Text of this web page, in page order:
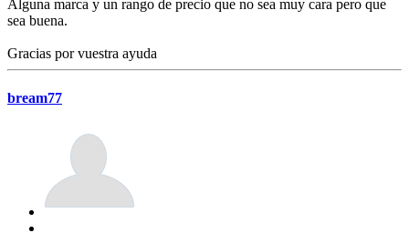
Alguna marca y un rango de precio que no sea muy cara pero que
sea buena.
Gracias por vuestra ayuda
bream77